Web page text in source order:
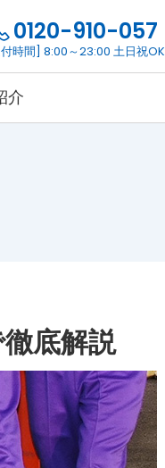
0120-910-057
時間] 8:00～23:00 土日祝OK
介
底解説